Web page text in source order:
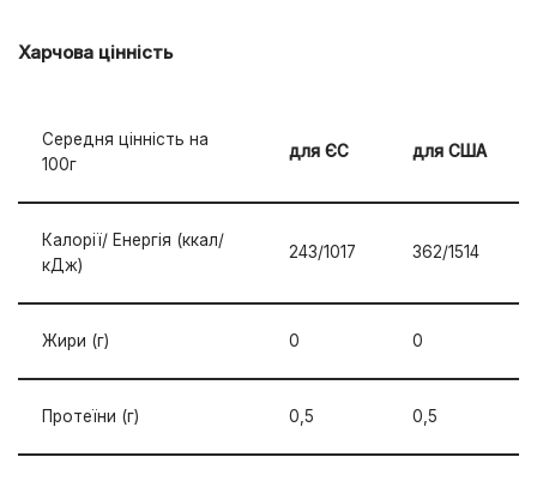
Харчова цінність
Середня цінність на
100г
для ЄС для США
Калорії/ Енергія (ккал/
кДж)
243/1017 362/1514
Жири (г) 0 0
Протеїни (г) 0,5 0,5